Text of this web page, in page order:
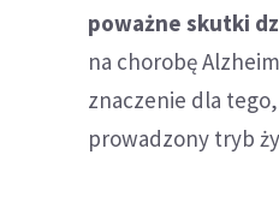
poważne skutki
na chorobę
znaczenie dla
prowadzony tryb